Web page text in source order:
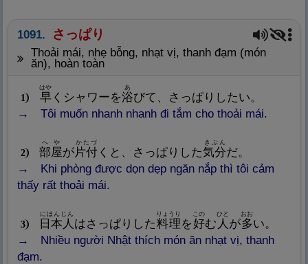
1091. さっぱり
thoải mái, nhẹ bỗng, nhạt vị, thanh đạm (món
ăn), hoàn toàn
1 早
はや
くシャワーを浴
あ
びて、さっぱりしたい。
Tôi muốn nhanh nhanh đi tắm cho thoải mái.
2 部屋
Nghĩa: Mái nhà, nóc nhà, nhà ở,
へや
が片付
かたづ
くと、さっぱりした気分
きぶん
だ。
Khi phòng được dọn dẹp ngăn nắp thì tôi cảm
thấy rất thoải mái.
3 日本 人
にほんじん
はさっぱりした料理
りょうり
を好
この
む 人
ひと
が多
おお
い。
Nhiều người Nhật thích món ăn nhạt vị, thanh
đạm.